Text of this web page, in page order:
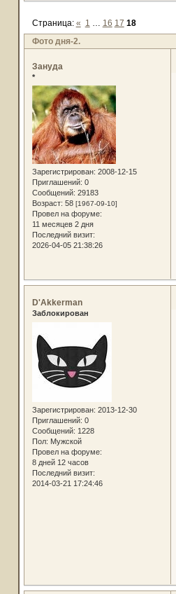
Фото дня-2.
Страница: « 1 16 17 18
Зануда
*
Зарегистрирован: 2008-12-15
Приглашений: 0
Сообщений: 29183
Возраст: 58 [1967-09-10]
Провел на форуме:
11 месяцев 2 дня
Последний визит:
2026-04-05 21:38:26
D'Akkerman
Заблокирован
Зарегистрирован: 2013-12-30
Приглашений: 0
Сообщений: 1228
Пол: Мужской
Провел на форуме:
8 дней 12 часов
Последний визит:
2014-03-21 17:24:46